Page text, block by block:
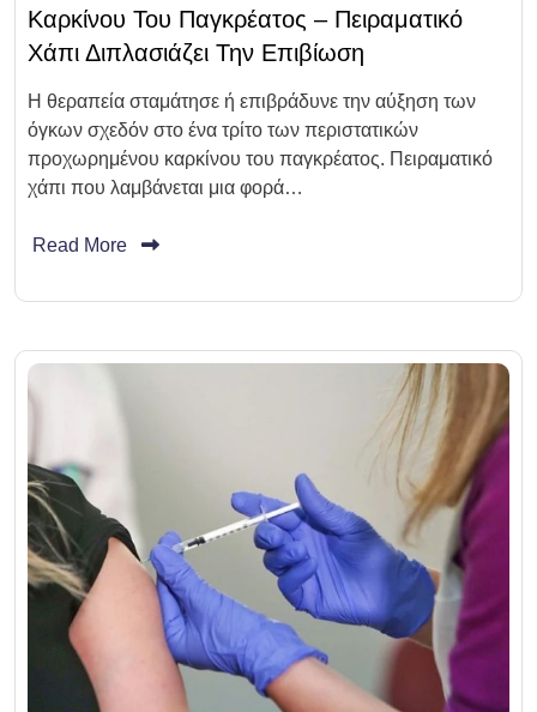
Καρκίνου Του Παγκρέατος – Πειραματικό
Χάπι Διπλασιάζει Την Επιβίωση
Η θεραπεία σταμάτησε ή επιβράδυνε την αύξηση των
όγκων σχεδόν στο ένα τρίτο των περιστατικών
προχωρημένου καρκίνου του παγκρέατος. Πειραματικό
χάπι που λαμβάνεται μια φορά…
Read More